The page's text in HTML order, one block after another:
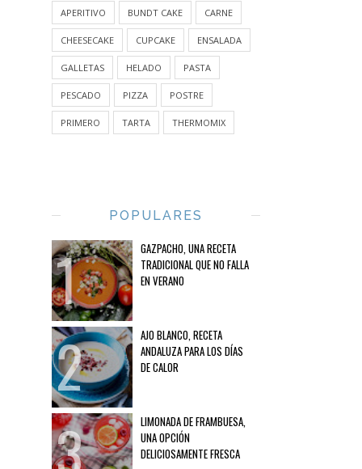
APERITIVO BUNDT CAKE CARNE
CHEESECAKE CUPCAKE ENSALADA
GALLETAS HELADO PASTA
PESCADO PIZZA POSTRE
PRIMERO TARTA THERMOMIX
POPULARES
GAZPACHO, UNA RECETA
TRADICIONAL QUE NO FALLA
EN VERANO
AJO BLANCO, RECETA
ANDALUZA PARA LOS DÍAS
DE CALOR
LIMONADA DE FRAMBUESA,
UNA OPCIÓN
DELICIOSAMENTE FRESCA